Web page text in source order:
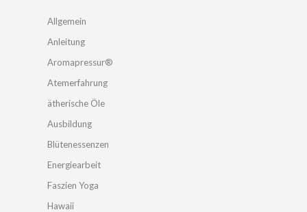
Allgemein
Anleitung
Aromapressur®
Atemerfahrung
ätherische Öle
Ausbildung
Blütenessenzen
Energiearbeit
Faszien Yoga
Hawaii